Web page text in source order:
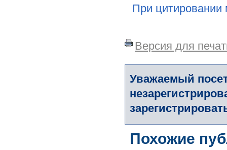
При цитировании
Версия для
Уважаемый
Похожие